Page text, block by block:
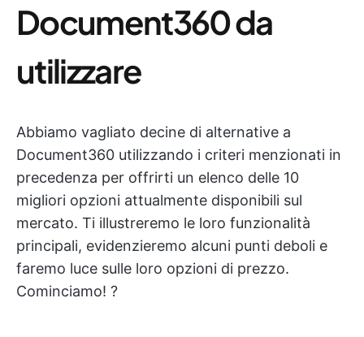
Document360 da
utilizzare
Abbiamo vagliato decine di alternative a
Document360 utilizzando i criteri menzionati in
precedenza per offrirti un elenco delle 10
migliori opzioni attualmente disponibili sul
mercato. Ti illustreremo le loro funzionalità
principali, evidenzieremo alcuni punti deboli e
faremo luce sulle loro opzioni di prezzo.
Cominciamo! ?